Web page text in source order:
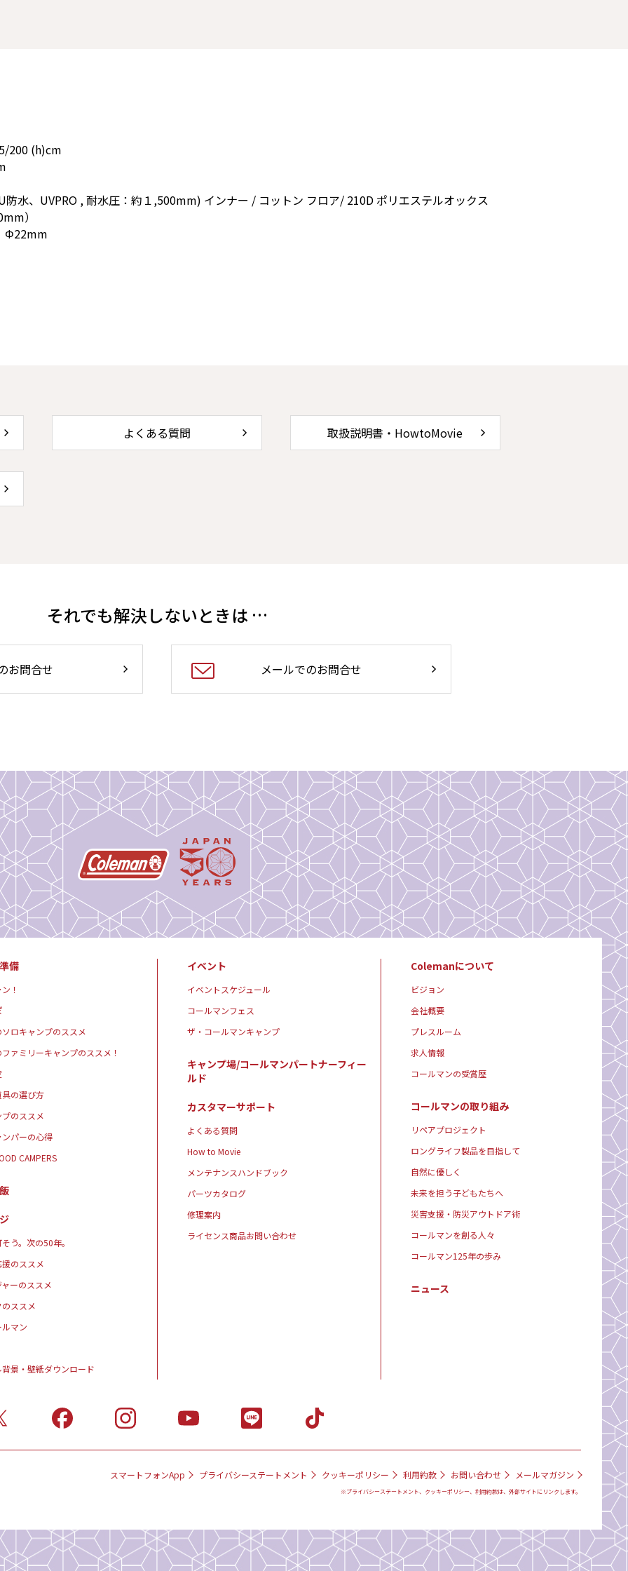
200 (h)cm
水、UVPRO , 耐水圧：約１,500mm) インナー / コットン フロア/ 210D ポリエステルオックス
）
Φ22mm
よくある質問 取扱説明書・HowtoMovie
それでも解決しないときは …
お問合せ メールでのお問合せ
備
！
ロキャンプのススメ
ァミリーキャンプのススメ！
の選び方
のススメ
パーの心得
CAMPERS
う。次の50年。
のススメ
ーのススメ
ススメ
マン
景・壁紙ダウンロード
イベント
イベントスケジュール
コールマンフェス
ザ・コールマンキャンプ
キャンプ場/コールマンパートナーフィー
ルド
カスタマーサポート
よくある質問
How to Movie
メンテナンスハンドブック
パーツカタログ
修理案内
ライセンス商品お問い合わせ
Colemanについて
ビジョン
会社概要
プレスルーム
求人情報
コールマンの受賞歴
コールマンの取り組み
リペアプロジェクト
ロングライフ製品を目指して
自然に優しく
未来を担う子どもたちへ
災害支援・防災アウトドア術
コールマンを創る人々
コールマン125年の歩み
ニュース
スマートフォンApp プライバシーステートメント クッキーポリシー 利用約款 お問い合わせ メールマガジン
※プライバシーステートメント、クッキーポリシー、利用約款は、外部サイトにリンクします。